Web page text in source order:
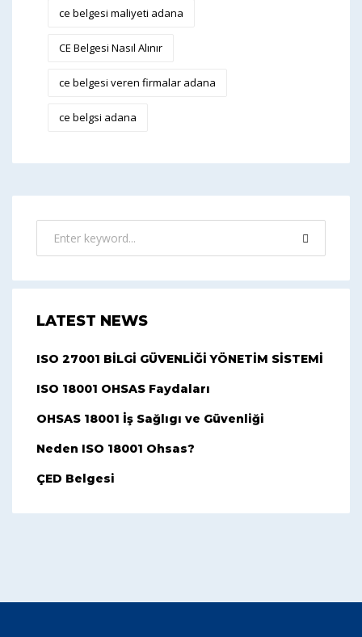
ce belgesi maliyeti adana
CE Belgesi Nasıl Alınır
ce belgesi veren firmalar adana
ce belgsi adana
LATEST NEWS
ISO 27001 BİLGİ GÜVENLİĞİ YÖNETİM SİSTEMİ
ISO 18001 OHSAS Faydaları
OHSAS 18001 İş Sağlıgı ve Güvenliği
Neden ISO 18001 Ohsas?
ÇED Belgesi